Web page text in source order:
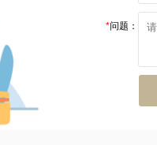
*问题：